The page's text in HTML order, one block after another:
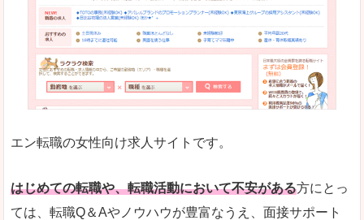
悪いところ
事務などのオフィスワークを探している方にとっ
専門性が強い部分があるので、逆に一般的なお仕
詳しい説明
とにかく、女性ならではの職種の専門性が高いの
また、アパレル・コスメ、エステ・ネイル・美容
エン転職の女性向け求人サイトです。
はじめての転職や、転職活動において不安がある方にとっ
ては、転職Q＆Aやノウハウが豊富なうえ、面接サポート